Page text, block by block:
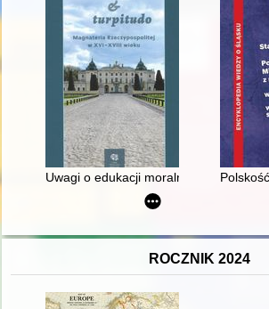
Uwagi o edukacji moralnej synów
ROCZNIK 2024